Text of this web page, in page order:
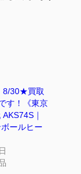
8/30★買取
す！《東京
｜
ールヒー